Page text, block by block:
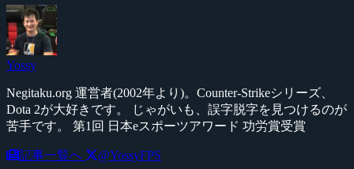
Yossy
Negitaku.org 運営者(2002年より)。Counter-Strikeシリーズ、
Dota 2が大好きです。 じゃがいも、誤字脱字を見つけるのが
苦手です。 第1回 日本eスポーツアワード 功労賞受賞
記事一覧へ @YossyFPS